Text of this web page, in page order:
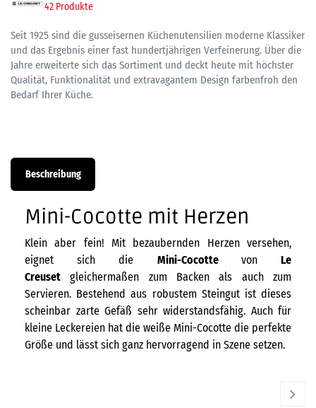
42 Produkte
Seit 1925 sind die gusseisernen Küchenutensilien moderne Klassiker
und das Ergebnis einer fast hundertjährigen Verfeinerung. Über die
Jahre erweiterte sich das Sortiment und deckt heute mit höchster
Qualität, Funktionalität und extravagantem Design farbenfroh den
Bedarf Ihrer Küche.
Beschreibung
Mini-Cocotte mit Herzen
Klein aber fein! Mit bezaubernden Herzen versehen,
eignet sich die Mini-Cocotte vonLe
Creuset gleichermaßen zum Backen als auch zum
Servieren. Bestehend aus robustem Steingut ist dieses
scheinbar zarte Gefäß sehr widerstandsfähig. Auch für
kleine Leckereien hat die weiße Mini-Cocotte die perfekte
Größe und lässt sich ganz hervorragend in Szene setzen.